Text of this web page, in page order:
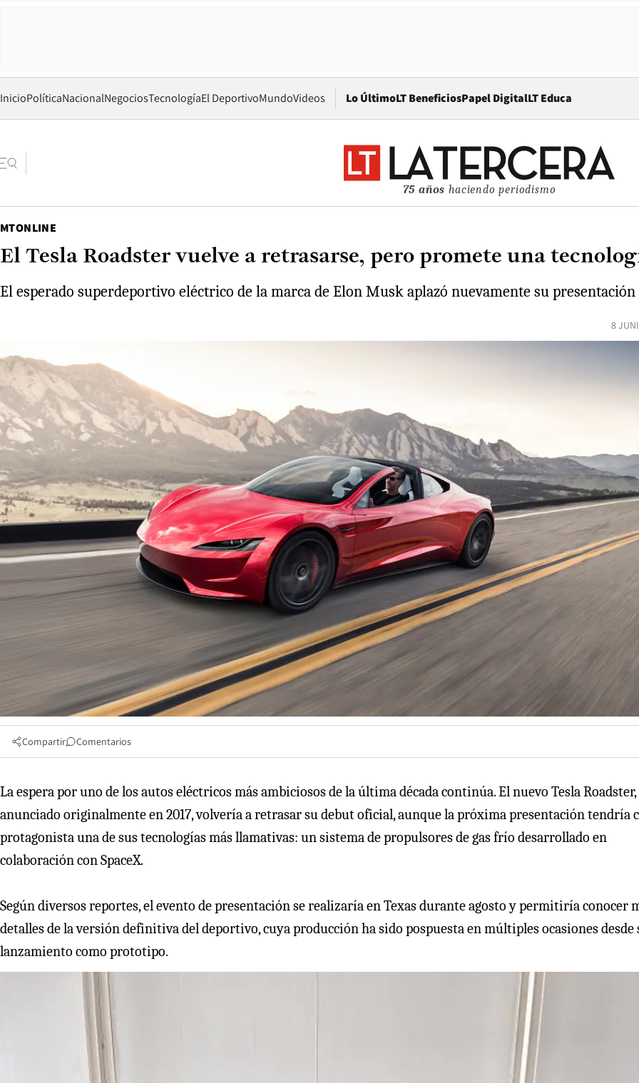
InicioPolíticaNacionalNegociosTecnologíaEl DeportivoMundoVideos Lo ÚltimoLT BeneficiosPapel DigitalOpens in new window
LT Educa
75 años haciendo periodismo
MTONLINE
El Tesla Roadster vuelve a retrasarse, pero promete una
El esperado superdeportivo eléctrico de la marca de Elon Musk aplazó nuevamente su presentación
8
Compartir Comentarios
La espera por uno de los autos eléctricos más ambiciosos de la última década continúa. El nuevo Tesla Roadster,
anunciado originalmente en 2017, volvería a retrasar su debut oficial, aunque la próxima presentación tendría
protagonista una de sus tecnologías más llamativas: un sistema de propulsores de gas frío desarrollado en
colaboración con SpaceX.
Según diversos reportes, el evento de presentación se realizaría en Texas durante agosto y permitiría conocer
detalles de la versión definitiva del deportivo, cuya producción ha sido pospuesta en múltiples ocasiones desde
lanzamiento como prototipo.